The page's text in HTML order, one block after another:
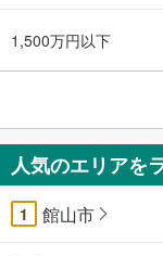
1,500万円以下
人気のエリアを
1 館山市